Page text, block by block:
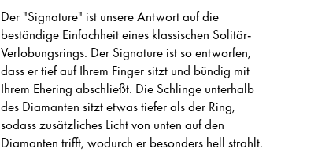
Der "Signature" ist unsere Antwort auf die
beständige Einfachheit eines klassischen Solitär-
Verlobungsrings. Der Signature ist so entworfen,
dass er tief auf Ihrem Finger sitzt und bündig mit
Ihrem Ehering abschließt. Die Schlinge unterhalb
des Diamanten sitzt etwas tiefer als der Ring,
sodass zusätzliches Licht von unten auf den
Diamanten trifft, wodurch er besonders hell strahlt.